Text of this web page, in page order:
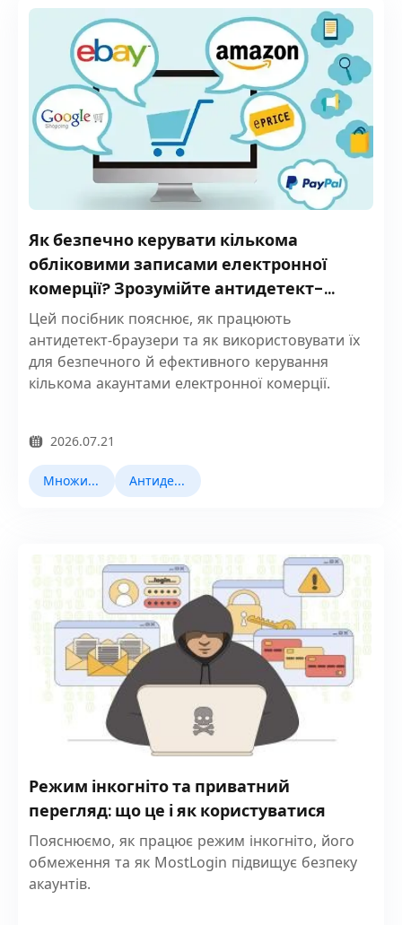
Як безпечно керувати кількома
обліковими записами електронної
комерції? Зрозумійте антидетект-
браузери за одну статтю
Цей посібник пояснює, як працюють
антидетект-браузери та як використовувати їх
для безпечного й ефективного керування
кількома акаунтами електронної комерції.
2026.07.21
Множинний облік Антидетект браузери
Режим інкогніто та приватний
перегляд: що це і як користуватися
Пояснюємо, як працює режим інкогніто, його
обмеження та як MostLogin підвищує безпеку
акаунтів.